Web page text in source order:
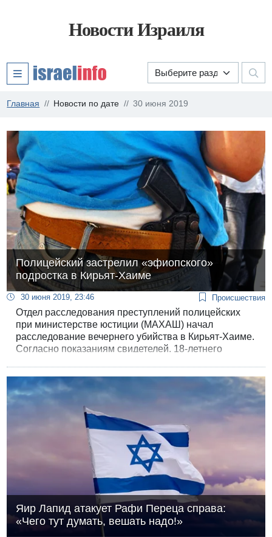
Новости Израиля
Главная Новости по дате 30 июня 2019
Полицейский застрелил «эфиопского»
подростка в Кирьят-Хаиме
30 июня 2019, 23:46 Происшествия
Отдел расследования преступлений полицейских
при министерстве юстиции (МАХАШ) начал
расследование вечернего убийства в Кирьят-Хаиме.
Согласно показаниям свидетелей, 18-летнего
служебное удостоверение.
Яир Лапид атакует Рафи Переца справа:
«Чего тут думать, вешать надо!»